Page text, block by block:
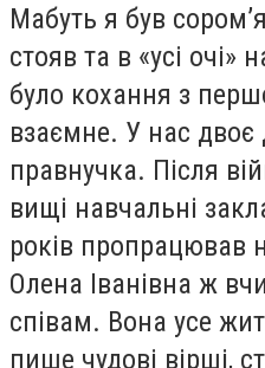
Мабуть я був
стояв та в «усі очі»
було кохання з
взаємне. У нас двоє
правнучка. Після
вищі навчальні
років пропрацював
Олена Іванівна ж
співам. Вона усе
пише чудові вірші,